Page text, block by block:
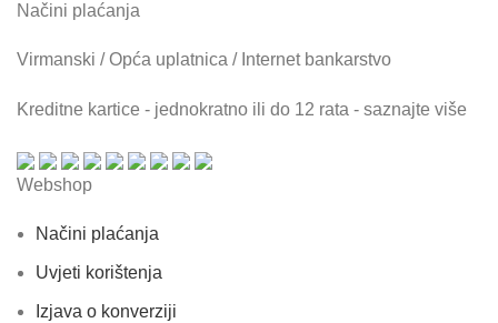
Načini plaćanja
Virmanski / Opća uplatnica / Internet bankarstvo
Kreditne kartice - jednokratno ili do 12 rata - saznajte više
Webshop
Načini plaćanja
Uvjeti korištenja
Izjava o konverziji